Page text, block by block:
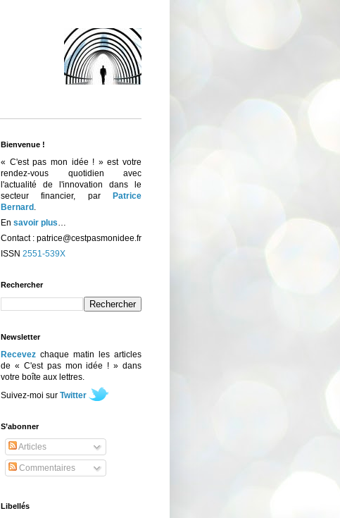
Bienvenue !
« C'est pas mon idée ! » est votre
rendez-vous quotidien avec
l'actualité de l'innovation dans le
secteur financier, par
Patrice
Bernard .
En savoir plus…
Contact : patrice@cestpasmonidee.fr
ISSN 2551-539X
Rechercher
Newsletter
Recevez chaque matin les articles
de « C'est pas mon idée ! » dans
votre boîte aux lettres.
Suivez-moi sur Twitter
S’abonner
Articles
Commentaires
Libellés